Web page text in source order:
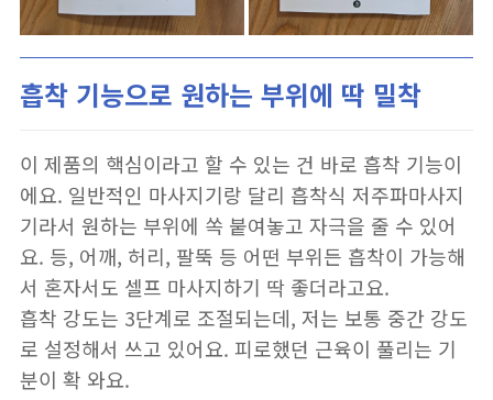
흡착 기능으로 원하는 부위에 딱 밀착
이 제품의 핵심이라고 할 수 있는 건 바로 흡착 기능이
에요. 일반적인 마사지기랑 달리 흡착식 저주파마사지
기라서 원하는 부위에 쏙 붙여놓고 자극을 줄 수 있어
요. 등, 어깨, 허리, 팔뚝 등 어떤 부위든 흡착이 가능해
서 혼자서도 셀프 마사지하기 딱 좋더라고요.
흡착 강도는 3단계로 조절되는데, 저는 보통 중간 강도
로 설정해서 쓰고 있어요. 피로했던 근육이 풀리는 기
분이 확 와요.